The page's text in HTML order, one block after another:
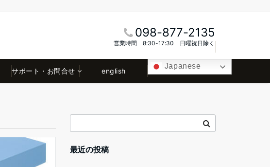
098-877-2135
営業時間 8:30-17:30 日曜祝日除く
サポート・お問合せ english
Japanese
最近の投稿